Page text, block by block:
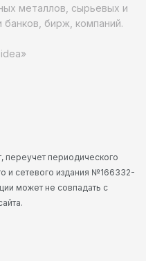
металлов, сырьевых и
бирж, компаний.
переучет периодического
и сетевого издания №166332-
может не совпадать с